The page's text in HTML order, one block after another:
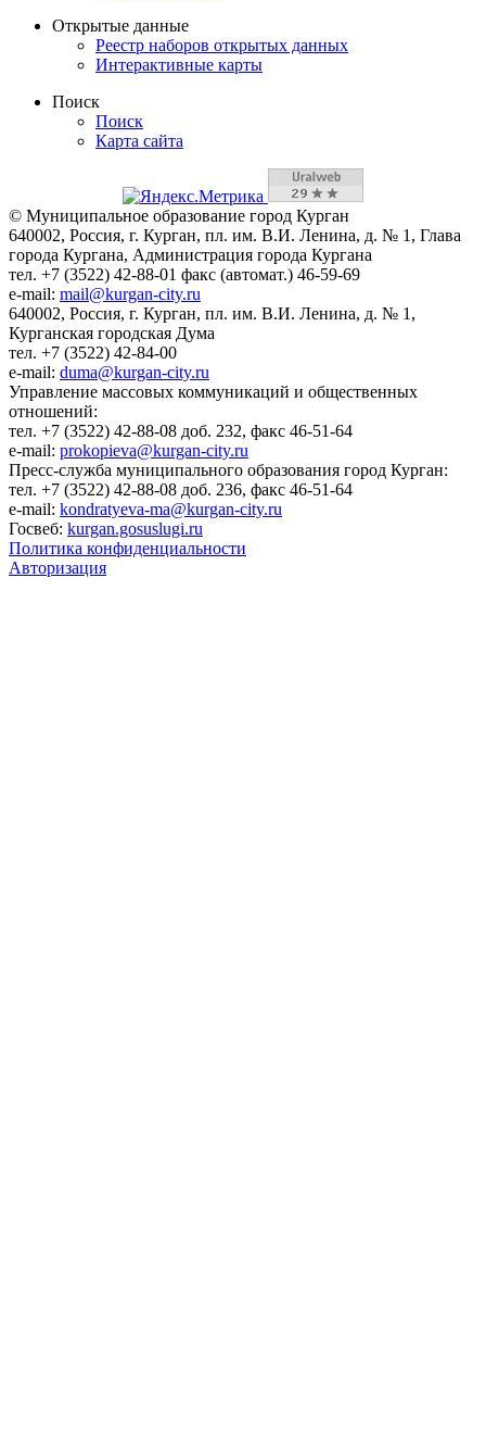
Открытые данные
Реестр наборов открытых данных
Интерактивные карты
Поиск
Поиск
Карта сайта
© Муниципальное образование город Курган
640002, Россия, г. Курган, пл. им. В.И. Ленина, д. № 1, Глава
города Кургана, Администрация города Кургана
тел. +7 (3522) 42-88-01 факс (автомат.) 46-59-69
e-mail: mail@kurgan-city.ru
640002, Россия, г. Курган, пл. им. В.И. Ленина, д. № 1,
Курганская городская Дума
тел. +7 (3522) 42-84-00
e-mail: duma@kurgan-city.ru
Управление массовых коммуникаций и общественных
отношений:
тел. +7 (3522) 42-88-08 доб. 232, факс 46-51-64
e-mail: prokopieva@kurgan-city.ru
Пресс-служба муниципального образования город Курган:
тел. +7 (3522) 42-88-08 доб. 236, факс 46-51-64
e-mail: kondratyeva-ma@kurgan-city.ru
Госвеб: kurgan.gosuslugi.ru
Политика конфиденциальности
Авторизация